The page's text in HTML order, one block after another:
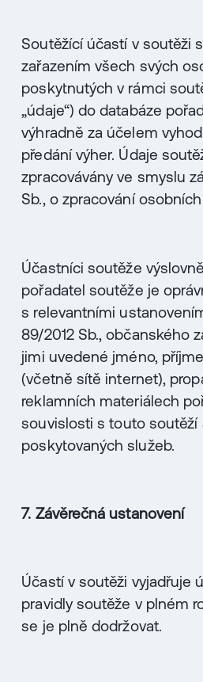
Soutěžící účastí v soutěži
zařazením všech svých
poskytnutých v rámci
„údaje“) do databáze
výhradně za účelem
předání výher. Údaje
zpracovávány ve smyslu
Sb., o zpracování
Účastníci soutěže
pořadatel soutěže je
s relevantními
89/2012 Sb., občanského
jimi uvedené jméno,
(včetně sítě internet),
reklamních materiálech
souvislosti s touto soutěží
poskytovaných služeb.
7. Závěrečná ustanovení
Účastí v soutěži vyjadřuje
pravidly soutěže v plném
se je plně dodržovat.